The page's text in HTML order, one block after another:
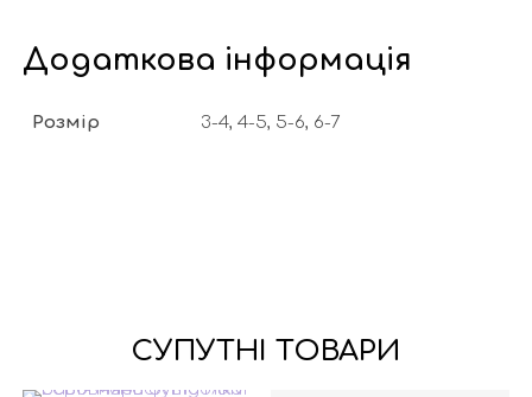
Додаткова інформація
Розмір 3-4, 4-5, 5-6, 6-7
СУПУТНІ ТОВАРИ